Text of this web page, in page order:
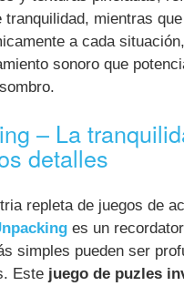
tranquilidad, mientras
a cada
sonoro que
– La
detalles
repleta de juegos de
es un
simples pueden ser
Este juego de puzles